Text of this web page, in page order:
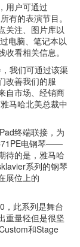
用户可通过
有的表演节目。
关注、图片库以
电脑、笔记本以
看相关信息。
我们可通过该渠
改善我们的服
自市场、经销商
马哈北美总裁中
终端联接，为
电钢琴——
待的是，雅马哈
系列的钢琴
展位上的
，此系列是舞台
重量轻但是很坚
和Stage